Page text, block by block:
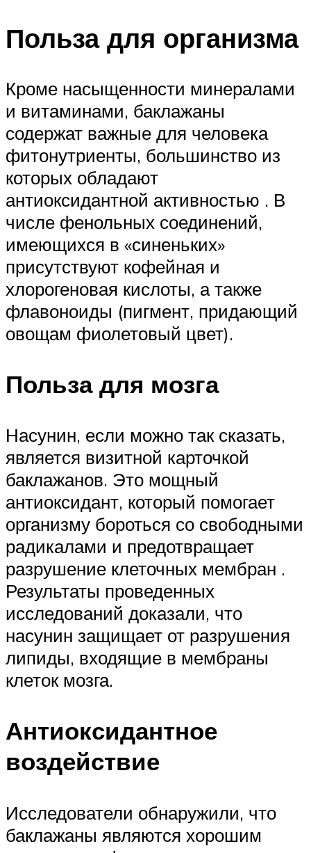
Польза для организма
Кроме насыщенности минералами
и витаминами, баклажаны
содержат важные для человека
фитонутриенты, большинство из
которых обладают
антиоксидантной активностью . В
числе фенольных соединений,
имеющихся в «синеньких»
присутствуют кофейная и
хлорогеновая кислоты, а также
флавоноиды (пигмент, придающий
овощам фиолетовый цвет).
Польза для мозга
Насунин, если можно так сказать,
является визитной карточкой
баклажанов. Это мощный
антиоксидант, который помогает
организму бороться со свободными
радикалами и предотвращает
разрушение клеточных мембран .
Результаты проведенных
исследований доказали, что
насунин защищает от разрушения
липиды, входящие в мембраны
клеток мозга.
Антиоксидантное
воздействие
Исследователи обнаружили, что
баклажаны являются хорошим